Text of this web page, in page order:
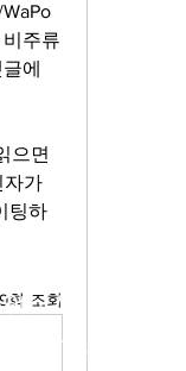
주류
에
으면
자가
팅하
회 조회Ave